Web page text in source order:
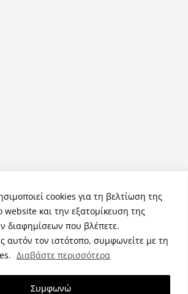
cookies για τη βελτίωση της
website και την εξατομίκευση της
διαφημίσεων που βλέπετε.
αυτόν τον ιστότοπο, συμφωνείτε με τη
Διαβάστε περισσότερα
Συμφωνώ
© 2026NemeaPress. Τα πνευματικά
προστατεύονται.
από ThemeGrill. Κατασκευασμένο με
WordPress